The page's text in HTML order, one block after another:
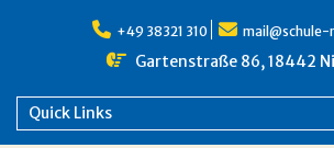
+49 38321 310 mail@schule-
Gartenstraße 86, 18442
Quick Links